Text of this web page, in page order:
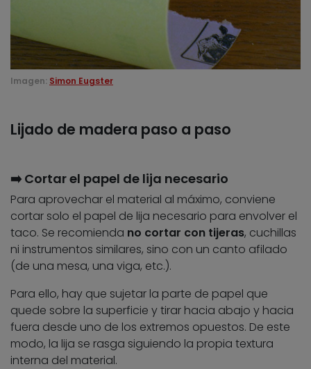
Imagen: Simon Eugster
Lijado de madera paso a paso
➡️ Cortar el papel de lija necesario
Para aprovechar el material al máximo, conviene
cortar solo el papel de lija necesario para envolver el
taco. Se recomienda no cortar con tijeras, cuchillas
ni instrumentos similares, sino con un canto afilado
(de una mesa, una viga, etc.).
Para ello, hay que sujetar la parte de papel que
quede sobre la superficie y tirar hacia abajo y hacia
fuera desde uno de los extremos opuestos. De este
modo, la lija se rasga siguiendo la propia textura
interna del material.